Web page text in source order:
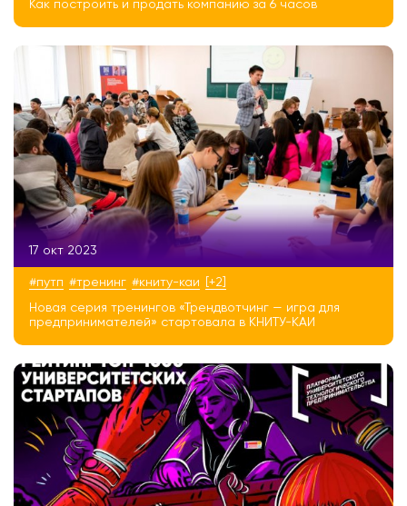
Как построить и продать компанию за 6 часов
17 окт 2023
#путп #тренинг #книту-каи
[+2]
Новая серия тренингов «Трендвотчинг — игра для
предпринимателей» стартовала в КНИТУ-КАИ